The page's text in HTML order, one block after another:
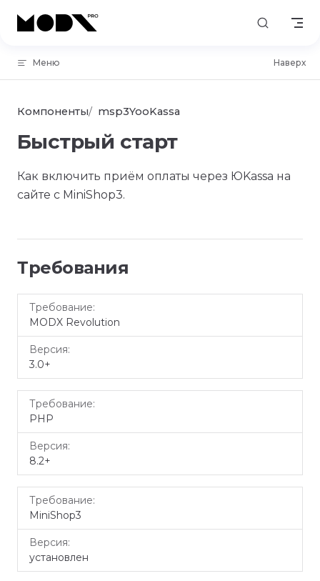
Skip to content
Меню Наверх
Компоненты msp3YooKassa
Быстрый старт
Как включить приём оплаты через ЮKassa на
сайте с MiniShop3.
Требования
Требование
MODX Revolution
3.0+
PHP
8.2+
MiniShop3
установлен